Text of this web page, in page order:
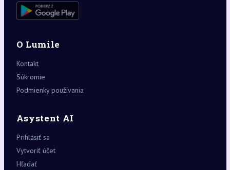
O Lumile
Kontakt
Súkromie
Podmienky používania
Asystent AI
Prihlásiť sa
Vytvoriť účet
Hľadať